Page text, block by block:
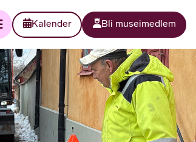
Kalender Bli museimedlem